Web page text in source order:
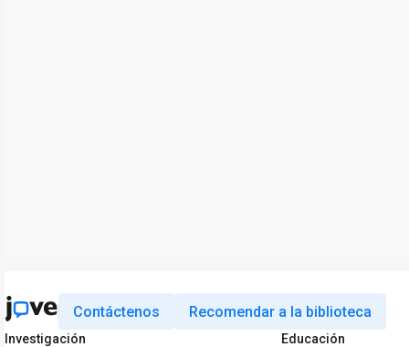
Contáctenos Recomendar a la biblioteca
Investigación
Educación